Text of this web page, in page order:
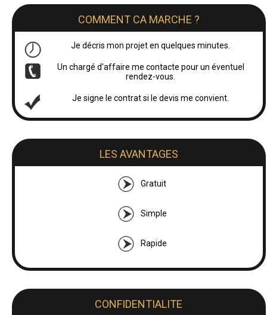
COMMENT CA MARCHE ?
Je décris mon projet en quelques minutes.
Un chargé d'affaire me contacte pour un éventuel
rendez-vous.
Je signe le contrat si le devis me convient.
LES AVANTAGES
Gratuit
Simple
Rapide
CONFIDENTIALITE